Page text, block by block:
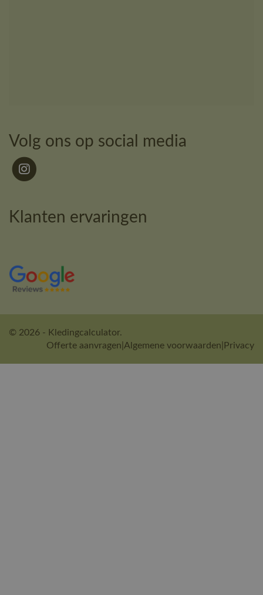
Volg ons op social media
Klanten ervaringen
© 2026 - Kledingcalculator.
Offerte aanvragen Algemene voorwaarden Privacy